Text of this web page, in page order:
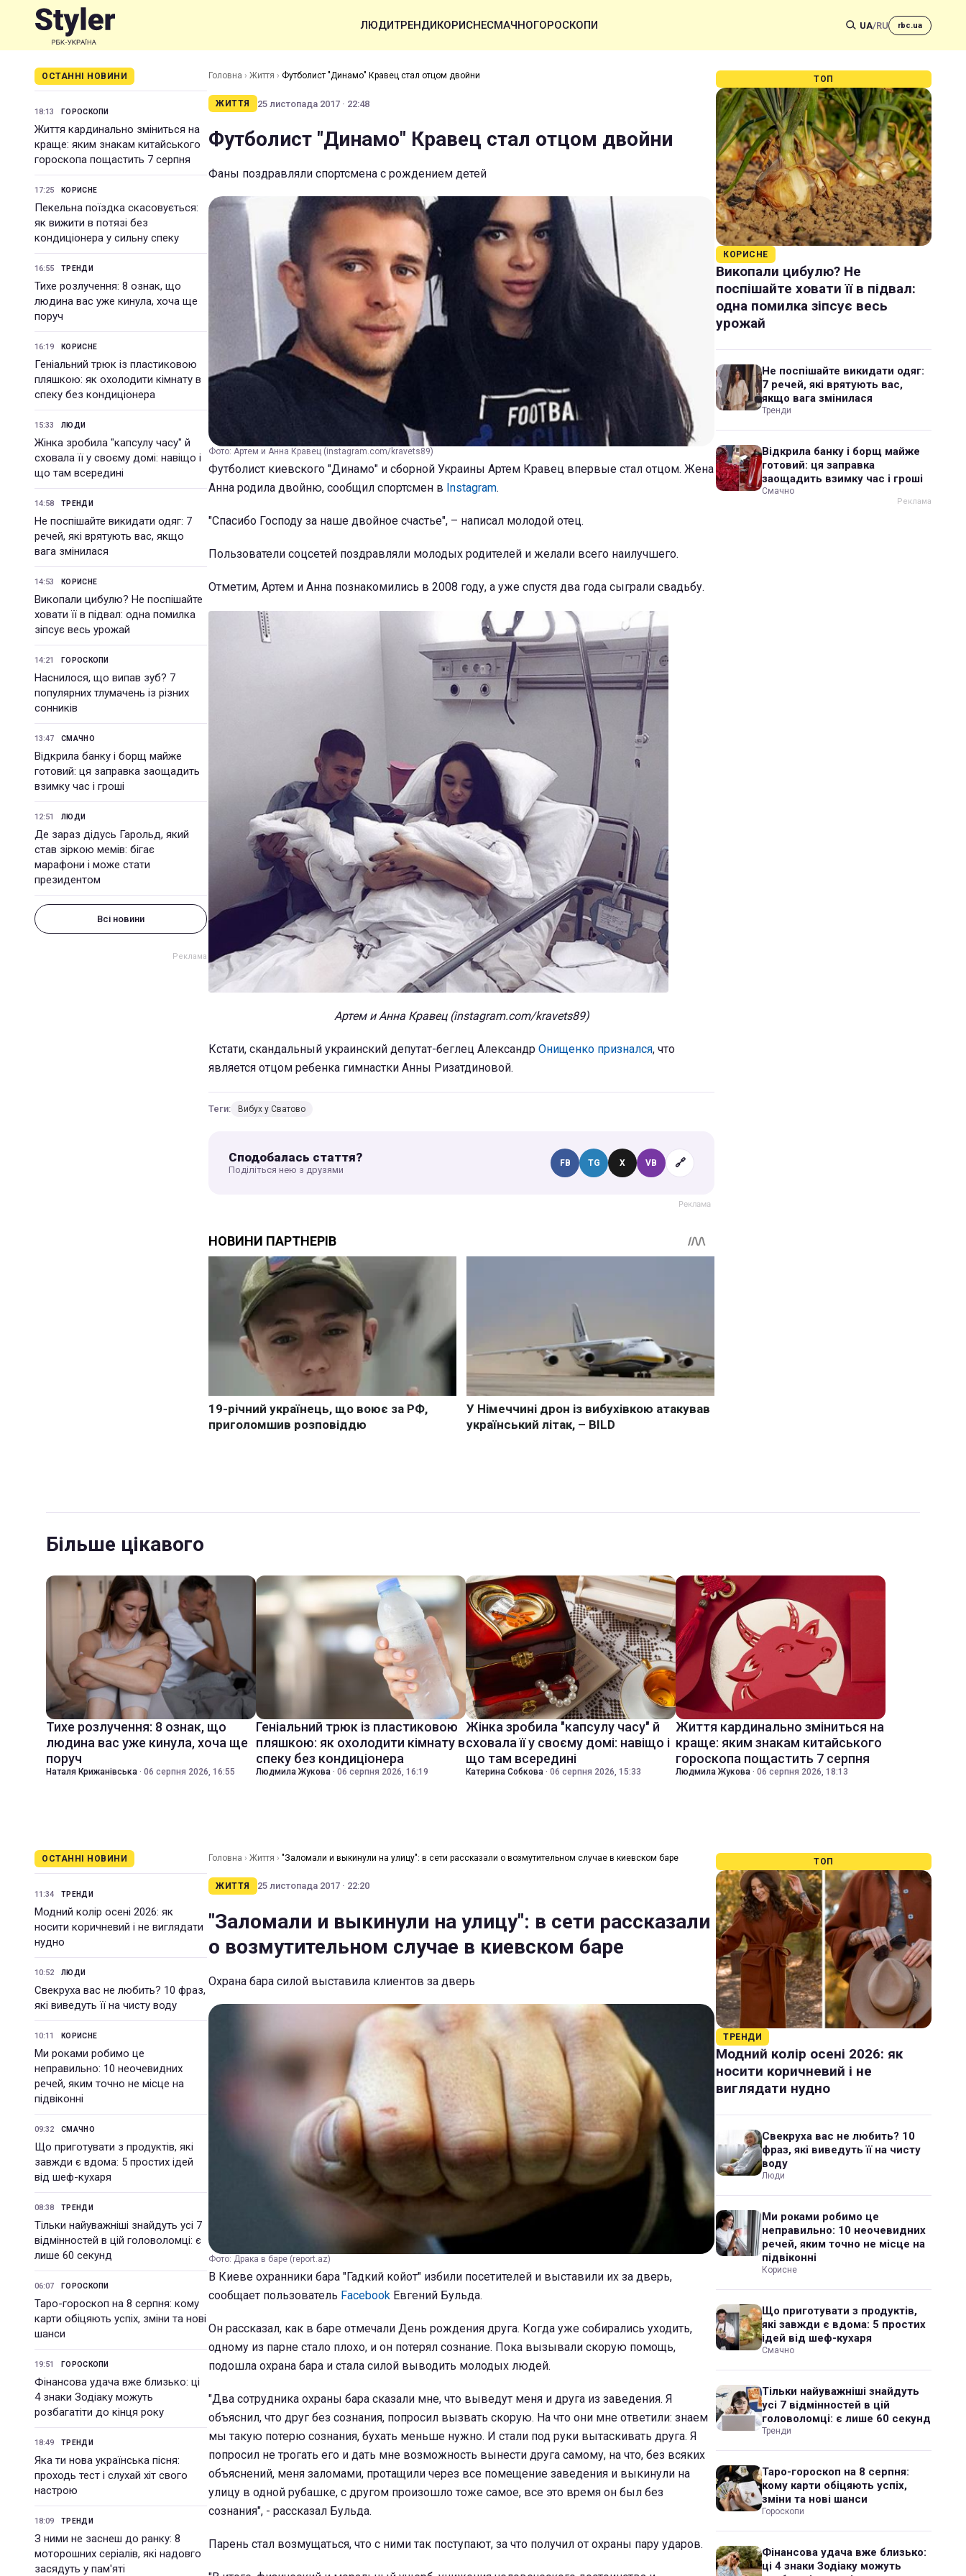
ЛЮДИТРЕНДИКОРИСНЕСМАЧНОГОРОСКОПИ UA/RU rbc.ua
ОСТАННІ НОВИНИ
18:13 ГОРОСКОПИ
Життя кардинально зміниться на
краще: яким знакам китайського
гороскопа пощастить 7 серпня
17:25 КОРИСНЕ
Пекельна поїздка скасовується:
як вижити в потязі без
кондиціонера у сильну спеку
16:55 ТРЕНДИ
Тихе розлучення: 8 ознак, що
людина вас уже кинула, хоча ще
поруч
16:19 КОРИСНЕ
Геніальний трюк із пластиковою
пляшкою: як охолодити кімнату в
спеку без кондиціонера
15:33 ЛЮДИ
Жінка зробила "капсулу часу" й
сховала її у своєму домі: навіщо і
що там всередині
14:58 ТРЕНДИ
Не поспішайте викидати одяг: 7
речей, які врятують вас, якщо
вага змінилася
14:53 КОРИСНЕ
Викопали цибулю? Не поспішайте
ховати її в підвал: одна помилка
зіпсує весь урожай
14:21 ГОРОСКОПИ
Наснилося, що випав зуб? 7
популярних тлумачень із різних
сонників
13:47 СМАЧНО
Відкрила банку і борщ майже
готовий: ця заправка заощадить
взимку час і гроші
12:51 ЛЮДИ
Де зараз дідусь Гарольд, який
став зіркою мемів: бігає
марафони і може стати
президентом
Всі новини
Головна › Життя › Футболист "Динамо" Кравец стал отцом двойни
ЖИТТЯ 25 листопада 2017 · 22:48
Футболист "Динамо" Кравец стал отцом двойни
Фаны поздравляли спортсмена с рождением детей
Фото: Артем и Анна Кравец (instagram.com/kravets89)
Футболист киевского "Динамо" и сборной Украины Артем Кравец впервые стал отцом. Жена
Анна родила двойню, сообщил спортсмен в Instagram.
"Спасибо Господу за наше двойное счастье", – написал молодой отец.
Пользователи соцсетей поздравляли молодых родителей и желали всего наилучшего.
Отметим, Артем и Анна познакомились в 2008 году, а уже спустя два года сыграли свадьбу.
Артем и Анна Кравец (instagram.com/kravets89)
Кстати, скандальный украинский депутат-беглец Александр Онищенко признался, что
является отцом ребенка гимнастки Анны Ризатдиновой.
Теги: Вибух у Сватово
Сподобалась стаття?
Поділіться нею з друзями
FB TG X VB 🔗
ТОП
КОРИСНЕ
Викопали цибулю? Не
поспішайте ховати її в підвал:
одна помилка зіпсує весь
урожай
Не поспішайте викидати одяг:
7 речей, які врятують вас,
якщо вага змінилася
Тренди
Відкрила банку і борщ майже
готовий: ця заправка
заощадить взимку час і гроші
Смачно
Більше цікавого
Тихе розлучення: 8 ознак, що
людина вас уже кинула, хоча ще
поруч
Наталя Крижанівська · 06 серпня 2026, 16:55
Геніальний трюк із пластиковою
пляшкою: як охолодити кімнату в
спеку без кондиціонера
Людмила Жукова · 06 серпня 2026, 16:19
Жінка зробила "капсулу часу" й
сховала її у своєму домі: навіщо і
що там всередині
Катерина Собкова · 06 серпня 2026, 15:33
Життя кардинально зміниться на
краще: яким знакам китайського
гороскопа пощастить 7 серпня
Людмила Жукова · 06 серпня 2026, 18:13
ОСТАННІ НОВИНИ
11:34 ТРЕНДИ
Модний колір осені 2026: як
носити коричневий і не виглядати
нудно
10:52 ЛЮДИ
Свекруха вас не любить? 10 фраз,
які виведуть її на чисту воду
10:11 КОРИСНЕ
Ми роками робимо це
неправильно: 10 неочевидних
речей, яким точно не місце на
підвіконні
09:32 СМАЧНО
Що приготувати з продуктів, які
завжди є вдома: 5 простих ідей
від шеф-кухаря
08:38 ТРЕНДИ
Тільки найуважніші знайдуть усі 7
відмінностей в цій головоломці: є
лише 60 секунд
06:07 ГОРОСКОПИ
Таро-гороскоп на 8 серпня: кому
карти обіцяють успіх, зміни та нові
шанси
19:51 ГОРОСКОПИ
Фінансова удача вже близько: ці
4 знаки Зодіаку можуть
розбагатіти до кінця року
18:49 ТРЕНДИ
Яка ти нова українська пісня:
проходь тест і слухай хіт свого
настрою
18:09 ТРЕНДИ
З ними не заснеш до ранку: 8
моторошних серіалів, які надовго
засядуть у пам'яті
Головна › Життя › "Заломали и выкинули на улицу": в сети рассказали о возмутительном случае в киевском баре
ЖИТТЯ 25 листопада 2017 · 22:20
"Заломали и выкинули на улицу": в сети рассказали
о возмутительном случае в киевском баре
Охрана бара силой выставила клиентов за дверь
Фото: Драка в баре (report.az)
В Киеве охранники бара "Гадкий койот" избили посетителей и выставили их за дверь,
сообщает пользователь Facebook Евгений Бульда.
Он рассказал, как в баре отмечали День рождения друга. Когда уже собирались уходить,
одному из парне стало плохо, и он потерял сознание. Пока вызывали скорую помощь,
подошла охрана бара и стала силой выводить молодых людей.
"Два сотрудника охраны бара сказали мне, что выведут меня и друга из заведения. Я
объяснил, что друг без сознания, попросил вызвать скорую. На что они мне ответили: знаем
мы такую потерю сознания, бухать меньше нужно. И стали под руки вытаскивать друга. Я
попросил не трогать его и дать мне возможность вынести друга самому, на что, без всяких
объяснений, меня заломами, протащили через все помещение заведения и выкинули на
улицу в одной рубашке, с другом произошло тоже самое, все это время он был без
сознания", - рассказал Бульда.
Парень стал возмущаться, что с ними так поступают, за что получил от охраны пару ударов.
ТОП
ТРЕНДИ
Модний колір осені 2026: як
носити коричневий і не
виглядати нудно
Свекруха вас не любить? 10
фраз, які виведуть її на чисту
воду
Люди
Ми роками робимо це
неправильно: 10 неочевидних
речей, яким точно не місце на
підвіконні
Корисне
Що приготувати з продуктів,
які завжди є вдома: 5 простих
ідей від шеф-кухаря
Смачно
Тільки найуважніші знайдуть
усі 7 відмінностей в цій
головоломці: є лише 60 секунд
Тренди
Таро-гороскоп на 8 серпня:
кому карти обіцяють успіх,
зміни та нові шанси
Гороскопи
Фінансова удача вже близько:
ці 4 знаки Зодіаку можуть